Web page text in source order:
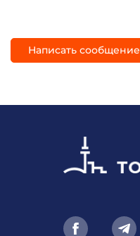
Написать сообщение